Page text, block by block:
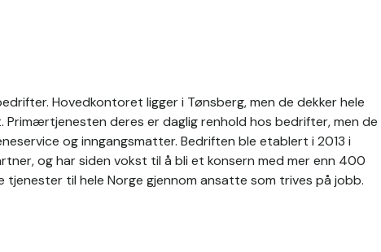
Hovedkontoret ligger i Tønsberg, men de dekker hele
deres er daglig renhold hos bedrifter, men de
og inngangsmatter. Bedriften ble etablert i 2013 i
og har siden vokst til å bli et konsern med mer enn 400
tjenester til hele Norge gjennom ansatte som trives på jobb.